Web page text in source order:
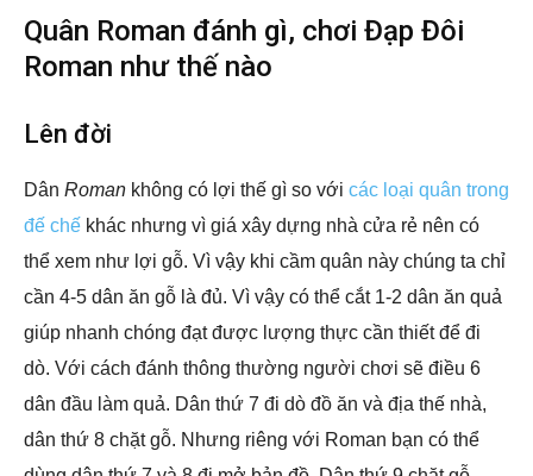
Quân Roman đánh gì, chơi Đạp Đôi
Roman như thế nào
Lên đời
Dân Roman không có lợi thế gì so với các loại quân trong
đế chế khác nhưng vì giá xây dựng nhà cửa rẻ nên có
thể xem như lợi gỗ. Vì vậy khi cầm quân này chúng ta chỉ
cần 4-5 dân ăn gỗ là đủ. Vì vậy có thể cắt 1-2 dân ăn quả
giúp nhanh chóng đạt được lượng thực cần thiết để đi
dò. Với cách đánh thông thường người chơi sẽ điều 6
dân đầu làm quả. Dân thứ 7 đi dò đồ ăn và địa thế nhà,
dân thứ 8 chặt gỗ. Nhưng riêng với Roman bạn có thể